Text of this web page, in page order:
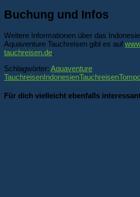
Buchung und Infos
Weitere Informationen über das
Aquaventure Tauchreisen gibt es auf
tauchreisen.de.
Schlagwörter: Aquaventure
TauchreisenIndonesienTauchreisen
Für dich vielleicht ebenfalls